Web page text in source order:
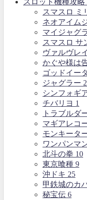
スロット機種攻略
スマスロ ミ
ネオアイム
マイジャグ
スマスロ サ
ヴァルヴレ
かぐや様は
ゴッドイー
ジャグラー
シンフォギ
チバリヨ 1
トラブルダ
マギアレコ
モンキータ
ワンパンマ
北斗の拳 10
東京喰種 9
沖ドキ 25
甲鉄城のカ
秘宝伝 6